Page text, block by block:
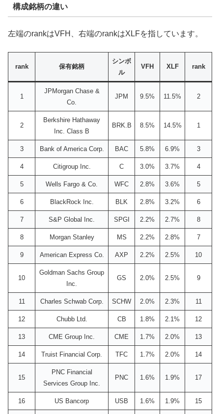
構成銘柄の違い
左端のrankはVFH、右端のrankはXLFを指しています。
rank 保有銘柄
シンボ
ル
VFH XLF rank
1
JPMorgan Chase &
Co.
JPM 9.5% 11.5% 2
2
Berkshire Hathaway
Inc. Class B
BRK.B 8.5% 14.5% 1
3 Bank of America Corp. BAC 5.8% 6.9% 3
4 Citigroup Inc. C 3.0% 3.7% 4
5 Wells Fargo & Co. WFC 2.8% 3.6% 5
6 BlackRock Inc. BLK 2.8% 3.2% 6
7 S&P Global Inc. SPGI 2.2% 2.7% 8
8 Morgan Stanley MS 2.2% 2.8% 7
9 American Express Co. AXP 2.2% 2.5% 10
10
Goldman Sachs Group
Inc.
GS 2.0% 2.5% 9
11 Charles Schwab Corp. SCHW 2.0% 2.3% 11
12 Chubb Ltd. CB 1.8% 2.1% 12
13 CME Group Inc. CME 1.7% 2.0% 13
14 Truist Financial Corp. TFC 1.7% 2.0% 14
15
PNC Financial
Services Group Inc.
PNC 1.6% 1.9% 17
16 US Bancorp USB 1.6% 1.9% 15